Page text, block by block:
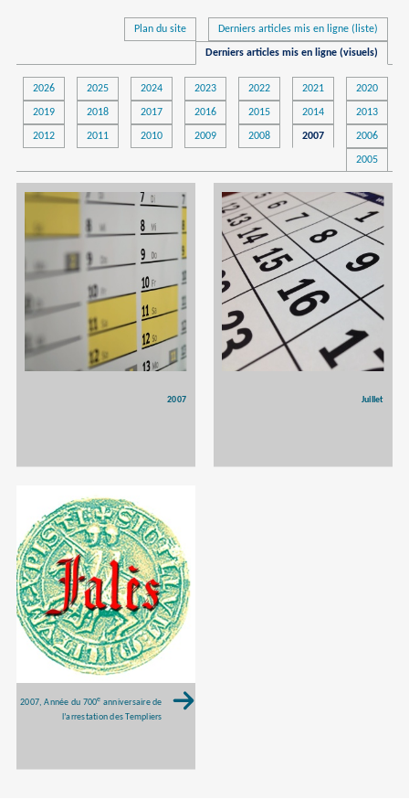
Plan du site Derniers articles mis en ligne (liste)
Derniers articles mis en ligne (visuels)
2026 2025 2024 2023 2022 2021 2020
2019 2018 2017 2016 2015 2014 2013
2012 2011 2010 2009 2008 2007 2006
2005
2007 Juillet
2007, Année du 700e anniversaire de
l’arrestation des Templiers